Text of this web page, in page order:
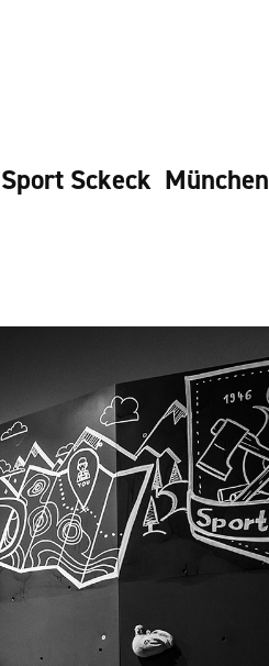
Sckeck  München